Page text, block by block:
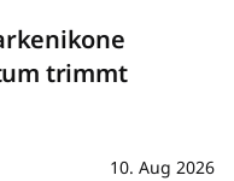
trimmt
10. Aug 2026